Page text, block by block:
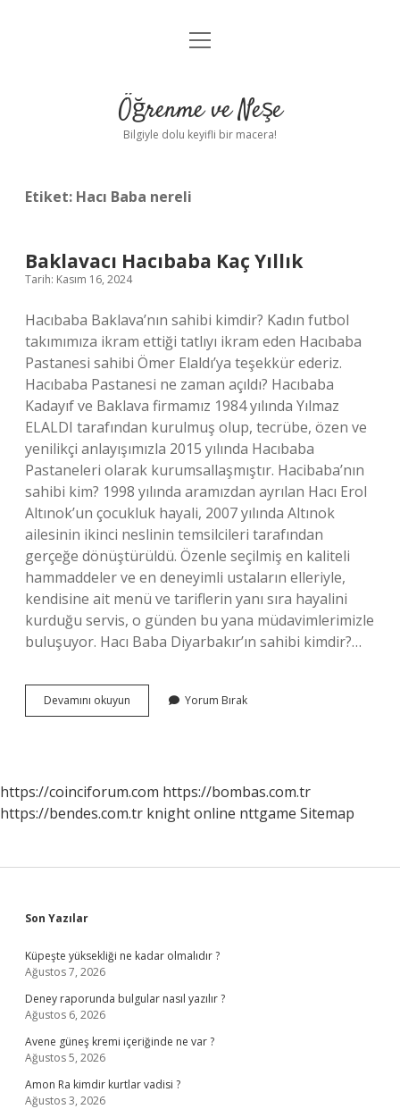
Anasayfa
Yasal Uyarı
menüyü
Öğrenme ve Neşe
Bilgiyle dolu keyifli bir macera!
Etiket: Hacı Baba nereli
Baklavacı Hacıbaba Kaç Yıllık
Tarih: Kasım 16, 2024
Hacıbaba Baklava’nın sahibi kimdir? Kadın futbol
takımımıza ikram ettiği tatlıyı ikram eden Hacıbaba
Pastanesi sahibi Ömer Elaldı’ya teşekkür ederiz.
Hacıbaba Pastanesi ne zaman açıldı? Hacıbaba
Kadayıf ve Baklava firmamız 1984 yılında Yılmaz
ELALDI tarafından kurulmuş olup, tecrübe, özen ve
yenilikçi anlayışımızla 2015 yılında Hacıbaba
Pastaneleri olarak kurumsallaşmıştır. Hacibaba’nın
sahibi kim? 1998 yılında aramızdan ayrılan Hacı Erol
Altınok’un çocukluk hayali, 2007 yılında Altınok
ailesinin ikinci neslinin temsilcileri tarafından
gerçeğe dönüştürüldü. Özenle seçilmiş en kaliteli
hammaddeler ve en deneyimli ustaların elleriyle,
kendisine ait menü ve tariflerin yanı sıra hayalini
kurduğu servis, o günden bu yana müdavimlerimizle
buluşuyor. Hacı Baba Diyarbakır’ın sahibi kimdir?…
Devamını okuyun Baklavacı
Hacıbaba
Yorum Bırak
https://coinciforum.com https://bombas.com.tr
https://bendes.com.tr knight online nttgame Sitemap
Sidebar
Son Yazılar
Küpeşte yüksekliği ne kadar olmalıdır ?
Ağustos 7, 2026
Deney raporunda bulgular nasıl yazılır ?
Ağustos 6, 2026
Avene güneş kremi içeriğinde ne var ?
Ağustos 5, 2026
Amon Ra kimdir kurtlar vadisi ?
Ağustos 3, 2026